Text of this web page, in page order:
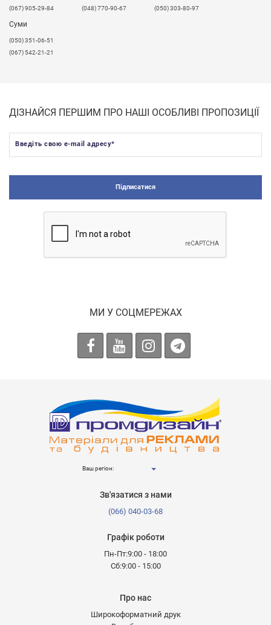
(067) 905-29-84
(048) 770-90-67
(050) 303-80-97
Суми
(050) 351-06-51
(067) 542-21-21
ДІЗНАЙСЯ ПЕРШИМ ПРО НАШІ ОСОБЛИВІ ПРОПОЗИЦІЇ
Введіть свою e-mail адресу*
Підписатися
МИ У СОЦМЕРЕЖАХ
Ваш регіон:
Зв'язатися з нами
(066) 040-03-68
Графік роботи
Пн-Пт:9:00 - 18:00
Сб:9:00 - 15:00
Про нас
Широкоформатний друк